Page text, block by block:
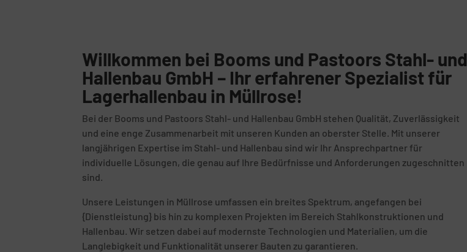
Willkommen bei Booms und Pastoors Stahl- und
Hallenbau GmbH – Ihr erfahrener Spezialist für
Lagerhallenbau in Müllrose!
Bei der Booms und Pastoors Stahl- und Hallenbau GmbH stehen Qualität, Zuverlässigkeit
und eine enge Zusammenarbeit mit unseren Kunden an oberster Stelle. Mit unserer
langjährigen Expertise im Stahl- und Hallenbau sind wir Ihr Ansprechpartner für
individuelle Lösungen, die genau auf Ihre Bedürfnisse und Anforderungen zugeschnitten
sind.
Unsere Leistungen in Müllrose umfassen ein breites Spektrum, angefangen bei
{Dienstleistung} bis hin zu komplexen Projekten im Bereich Stahlkonstruktionen und
Hallenbau. Wir setzen dabei auf modernste Technologien und Materialien, um die
Langlebigkeit und Funktionalität unserer Bauten zu garantieren.